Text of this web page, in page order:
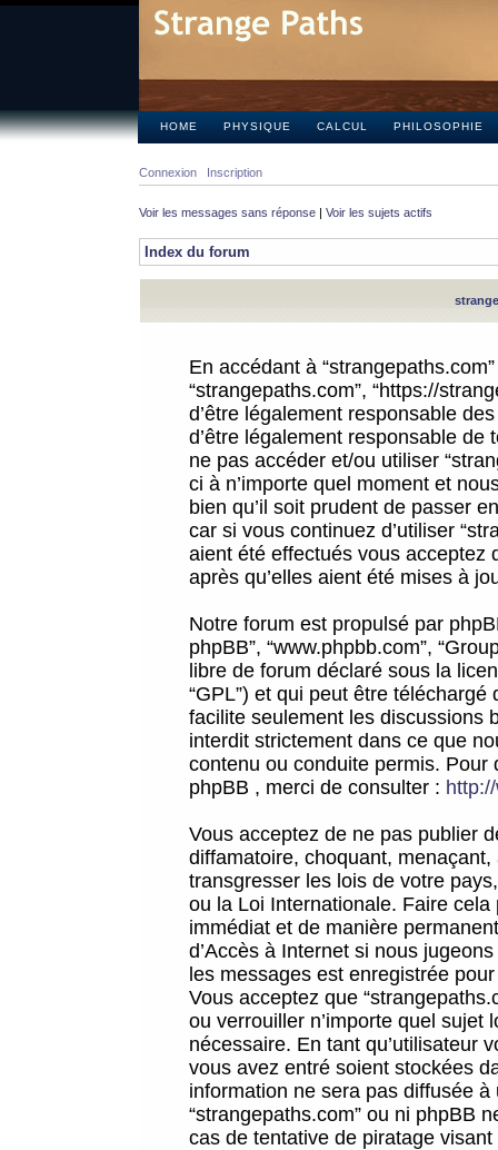
HOME PHYSIQUE CALCUL PHILOSOPHIE
Connexion Inscription
Voir les messages sans réponse | Voir les sujets actifs
Index du forum
En accédant à
“strangepaths.com”, “https://
d’être légalement responsable
d’être légalement responsable
ne pas accéder et/ou utiliser
ci à n’importe quel moment et
bien qu’il soit prudent de passer
car si vous continuez d’utiliser
aient été effectués vous acceptez
après qu’elles aient été mises à
Notre forum est propulsé par
phpBB”, “www.phpbb.com”,
libre de forum déclaré sous la
“GPL”) et qui peut être téléchargé
facilite seulement les discussions
interdit strictement dans ce que
contenu ou conduite permis.
phpBB , merci de consulter :
Vous acceptez de ne pas publier
diffamatoire, choquant,
transgresser les lois de votre
ou la Loi Internationale. Faire
immédiat et de manière
d’Accès à Internet si nous
les messages est enregistrée
Vous acceptez que
ou verrouiller n’importe quel sujet
nécessaire. En tant qu’utilisateur
vous avez entré soient stockées
information ne sera pas diffusée
“strangepaths.com” ou ni phpBB
cas de tentative de piratage